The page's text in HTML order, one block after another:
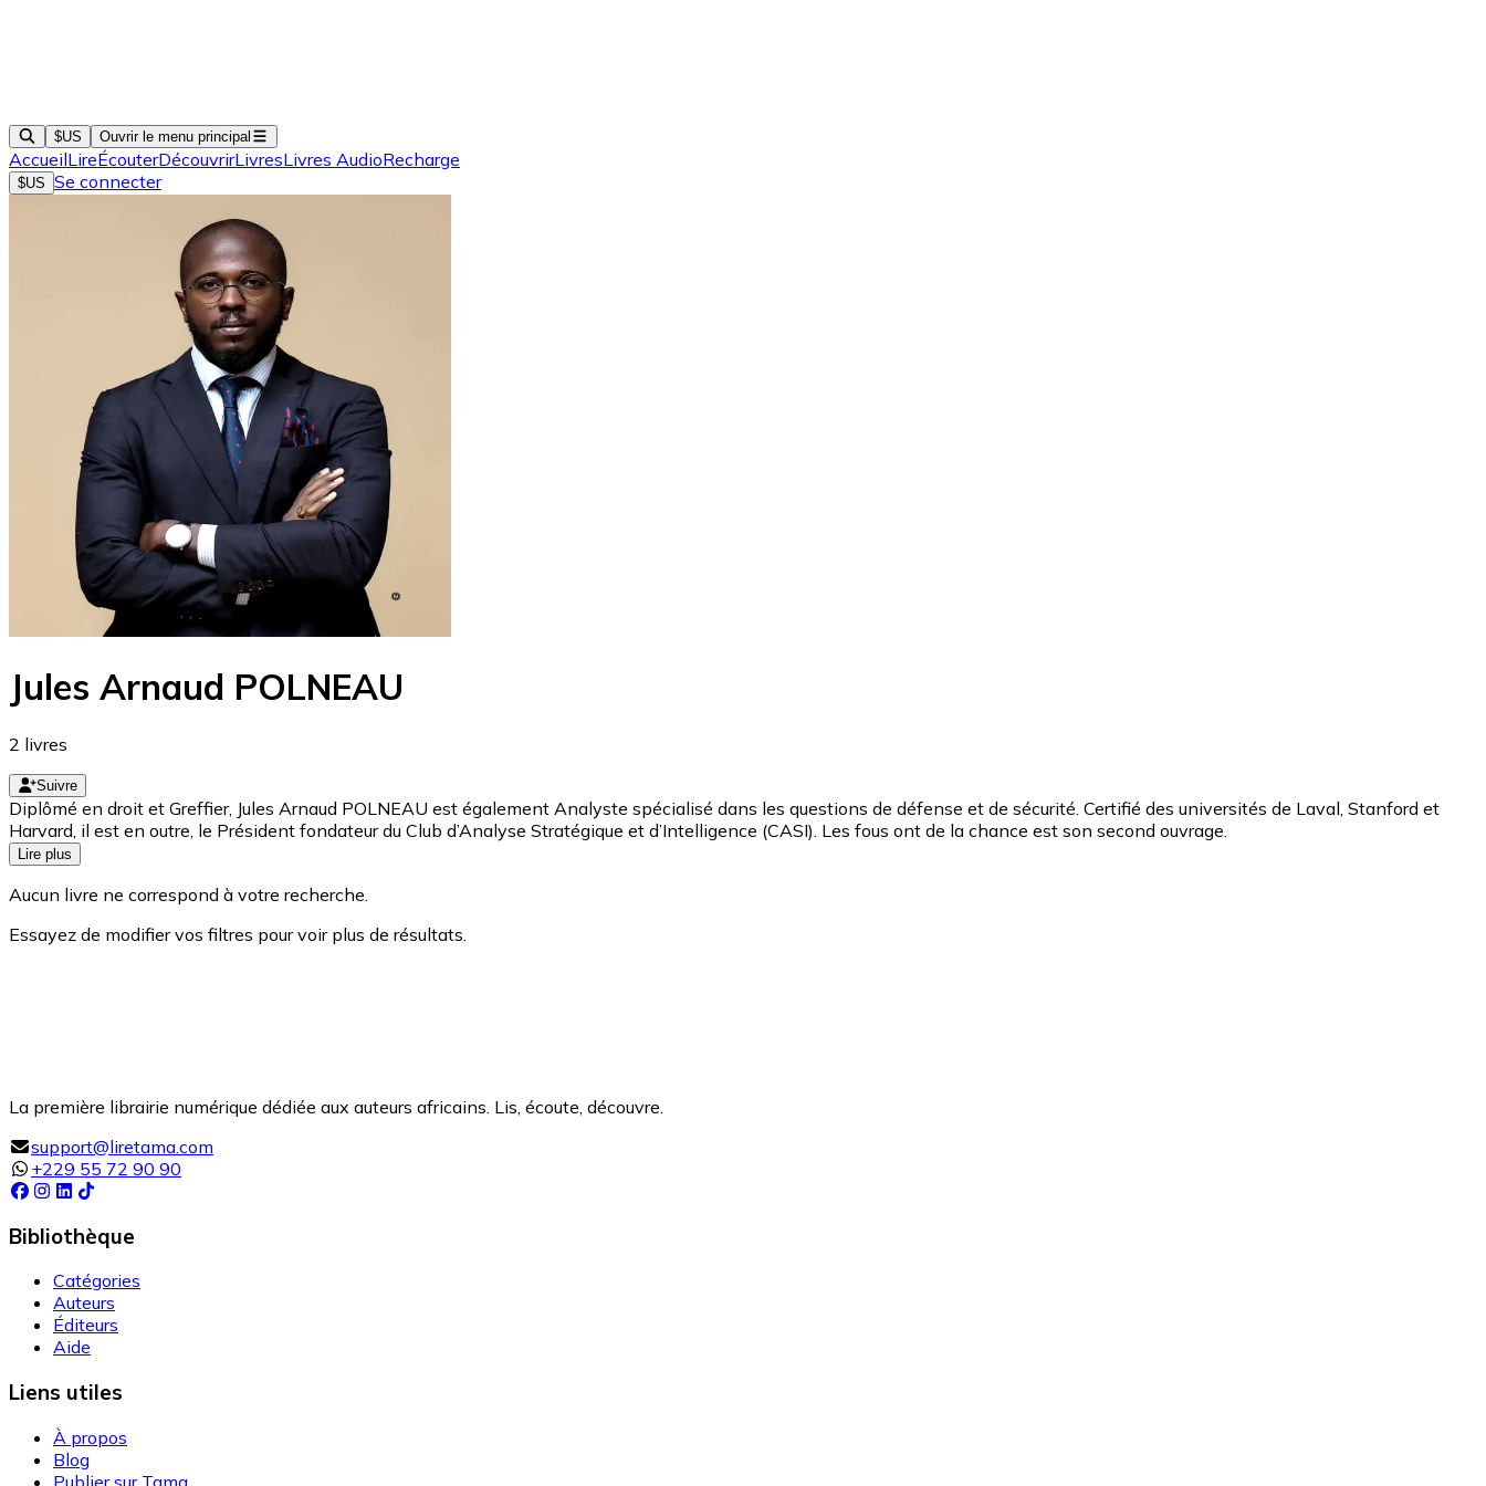
$US Ouvrir le menu principal
AccueilLireÉcouterDécouvrirLivresLivres AudioRecharge
$US Se connecter
Jules Arnaud POLNEAU
2 livres
Suivre
Diplômé en droit et Greffier, Jules Arnaud POLNEAU est également Analyste spécialisé dans les questions de défense et de sécurité. Certifié des universités de Laval, Stanford et
Harvard, il est en outre, le Président fondateur du Club d’Analyse Stratégique et d’Intelligence (CASI). Les fous ont de la chance est son second ouvrage.
Lire plus
Aucun livre ne correspond à votre recherche.
Essayez de modifier vos filtres pour voir plus de résultats.
La première librairie numérique dédiée aux auteurs africains. Lis, écoute, découvre.
support@liretama.com
+229 55 72 90 90
Bibliothèque
Catégories
Auteurs
Éditeurs
Aide
Liens utiles
À propos
Blog
Publier sur Tama